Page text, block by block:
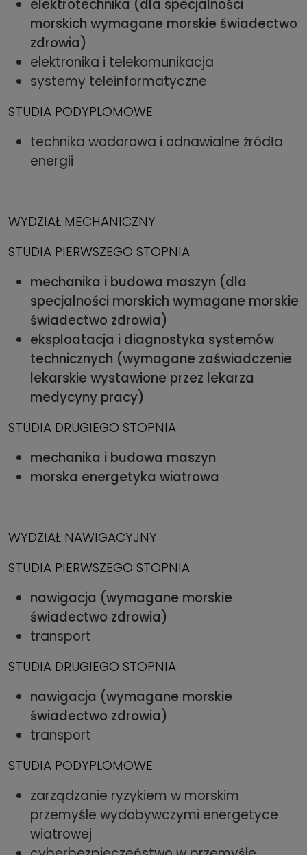
elektrotechnika (dla specjalności
morskich wymagane morskie świadectwo
zdrowia)
elektronika i telekomunikacja
systemy teleinformatyczne
STUDIA PODYPLOMOWE
technika wodorowa i odnawialne źródła
energii
WYDZIAŁ MECHANICZNY
STUDIA PIERWSZEGO STOPNIA
mechanika i budowa maszyn (dla
specjalności morskich wymagane morskie
świadectwo zdrowia)
eksploatacja i diagnostyka systemów
technicznych (wymagane zaświadczenie
lekarskie wystawione przez lekarza
medycyny pracy)
STUDIA DRUGIEGO STOPNIA
mechanika i budowa maszyn
morska energetyka wiatrowa
WYDZIAŁ NAWIGACYJNY
STUDIA PIERWSZEGO STOPNIA
nawigacja (wymagane morskie
świadectwo zdrowia)
transport
STUDIA DRUGIEGO STOPNIA
nawigacja (wymagane morskie
świadectwo zdrowia)
transport
STUDIA PODYPLOMOWE
zarządzanie ryzykiem w morskim
przemyśle wydobywczymi energetyce
wiatrowej